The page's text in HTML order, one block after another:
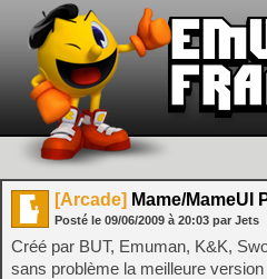
[Arcade] Mame/MameUI
Posté le 09/06/2009 à 20:03 par Jets
Créé par BUT, Emuman, K&K,
sans problème la meilleure